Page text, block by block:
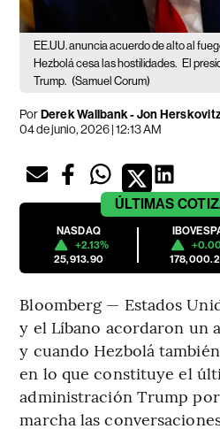
EE.UU. anuncia acuerdo de alto al
Hezbolá cesa las hostilidades. El
Trump. (Samuel Corum)
PorDerek Wallbank - Jon
04 de junio, 2026 | 12:13 AM
ÚLTIMAS
NASDAQ
+2.13%
25,913.90
Bloomberg — Estados
y el Líbano acordaron un
y cuando Hezbolá
en lo que constituye el
administración Trump
marcha las